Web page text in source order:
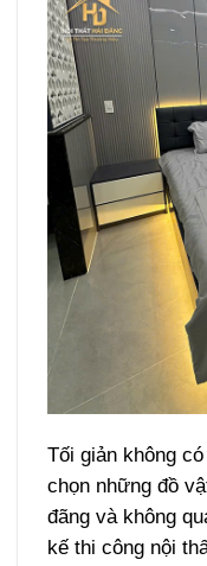
Tối giản không
chọn những đồ
đãng và không
kế thi công nội